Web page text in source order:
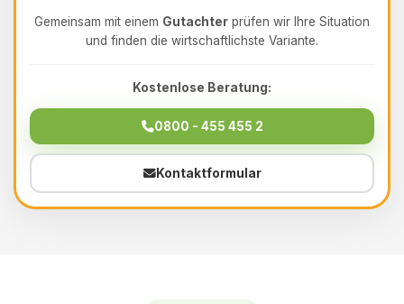
Gemeinsam mit einem Gutachter prüfen wir Ihre Situation
und finden die wirtschaftlichste Variante.
Kostenlose Beratung:
0800 - 455 455 2
Kontaktformular